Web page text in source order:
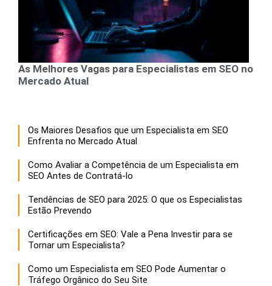
As Melhores Vagas para Especialistas em SEO no
Mercado Atual
Os Maiores Desafios que um Especialista em SEO
Enfrenta no Mercado Atual
Como Avaliar a Competência de um Especialista em
SEO Antes de Contratá-lo
Tendências de SEO para 2025: O que os Especialistas
Estão Prevendo
Certificações em SEO: Vale a Pena Investir para se
Tornar um Especialista?
Como um Especialista em SEO Pode Aumentar o
Tráfego Orgânico do Seu Site